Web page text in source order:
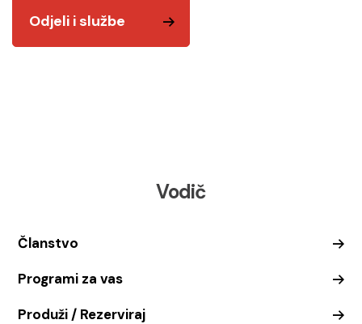
Odjeli i službe
Vodič
Članstvo
Programi za vas
Produži / Rezerviraj